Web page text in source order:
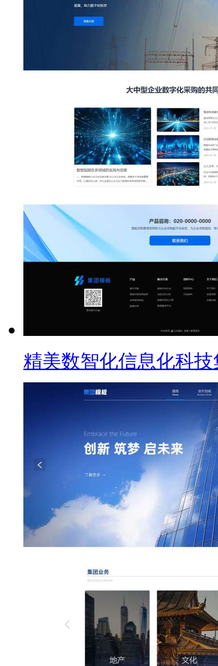
精美数智化信息化科